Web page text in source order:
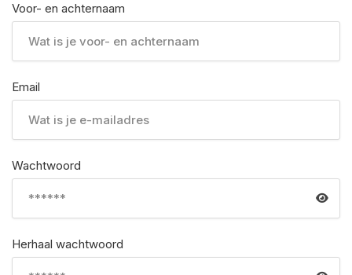
Voor- en achternaam
Email
Wachtwoord
Herhaal wachtwoord